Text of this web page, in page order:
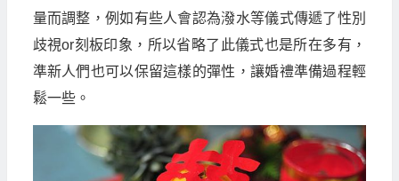
量而調整，例如有些人會認為潑水等儀式傳遞了性別
歧視or刻板印象，所以省略了此儀式也是所在多有，
準新人們也可以保留這樣的彈性，讓婚禮準備過程輕
鬆一些。